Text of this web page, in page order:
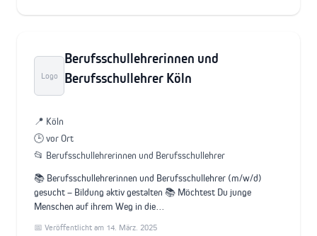
Logo
Berufsschullehrerinnen und
Berufsschullehrer Köln
📍 Köln
🕒 vor Ort
📂 Berufsschullehrerinnen und Berufsschullehrer
📚 Berufsschullehrerinnen und Berufsschullehrer (m/w/d)
gesucht – Bildung aktiv gestalten 📚 Möchtest Du junge
Menschen auf ihrem Weg in die…
📅 Veröffentlicht am 14. März. 2025